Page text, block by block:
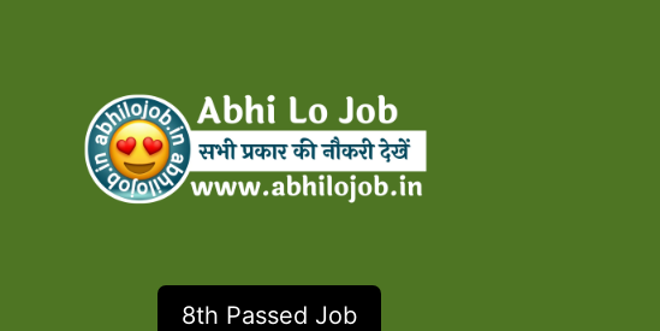
8th Passed Job